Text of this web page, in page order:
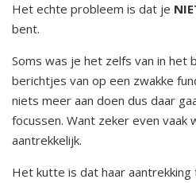
Het echte probleem is dat je
bent.
Soms was je het zelfs van in het
berichtjes van op een zwakke
niets meer aan doen dus daar
focussen. Want zeker even vaak
aantrekkelijk.
Het kutte is dat haar aantrekking